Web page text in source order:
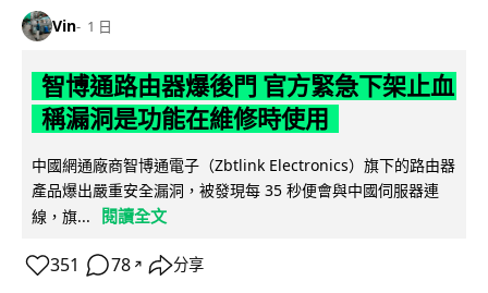
Vin 1 日
智博通路由器爆後門 官方緊急下架止血
稱漏洞是功能在維修時使用
中國網通廠商智博通電子（Zbtlink Electronics）旗下的路由器
產品爆出嚴重安全漏洞，被發現每 35 秒便會與中國伺服器連
線，旗...
閱讀全文
351 78 ↗ 分享